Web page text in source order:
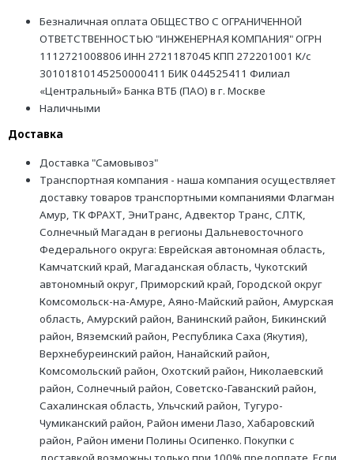
Безналичная оплата ОБЩЕСТВО С ОГРАНИЧЕННОЙ
ОТВЕТСТВЕННОСТЬЮ "ИНЖЕНЕРНАЯ КОМПАНИЯ" ОГРН
1112721008806 ИНН 2721187045 КПП 272201001 К/с
30101810145250000411 БИК 044525411 Филиал
«Центральный» Банка ВТБ (ПАО) в г. Москве
Наличными
Доставка
Доставка "Самовывоз"
Транспортная компания - наша компания осуществляет
доставку товаров транспортными компаниями Флагман
Амур, ТК ФРАХТ, ЭниТранс, Адвектор Транс, СЛТК,
Солнечный Магадан в регионы Дальневосточного
Федерального округа: Еврейская автономная область,
Камчатский край, Магаданская область, Чукотский
автономный округ, Приморский край, Городской округ
Комсомольск-на-Амуре, Аяно-Майский район, Амурская
область, Амурский район, Ванинский район, Бикинский
район, Вяземский район, Республика Саха (Якутия),
Верхнебуреинский район, Нанайский район,
Комсомольский район, Охотский район, Николаевский
район, Солнечный район, Советско-Гаванский район,
Сахалинская область, Ульчский район, Тугуро-
Чумиканский район, Район имени Лазо, Хабаровский
район, Район имени Полины Осипенко. Покупки с